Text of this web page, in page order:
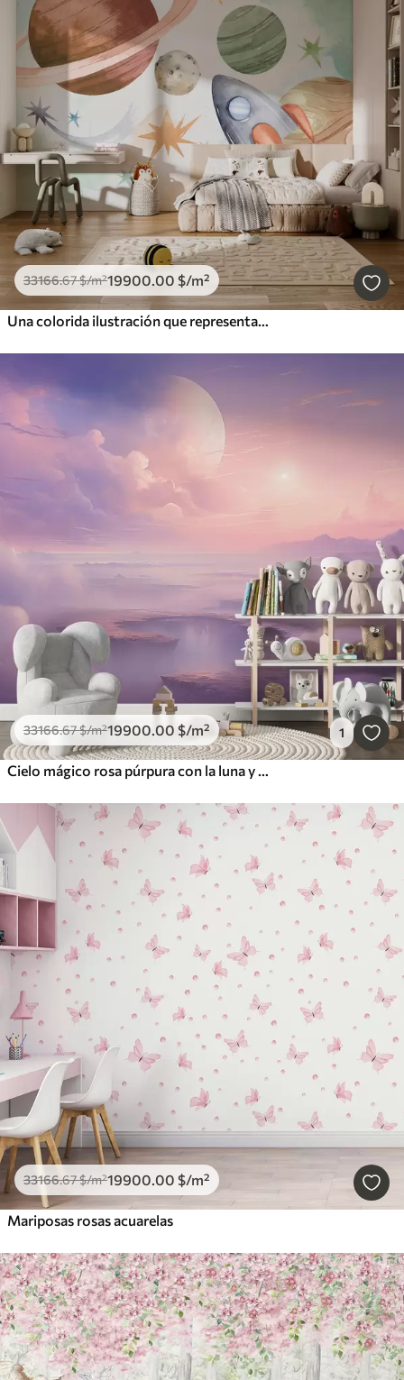
33166.67$/m²19900.00 $/m²
Una colorida ilustración que representa varios planetas y acuarela espacial
33166.67$/m²19900.00 $/m² 1
Cielo mágico rosa púrpura con la luna y las nubes
33166.67$/m²19900.00 $/m²
Mariposas rosas acuarelas